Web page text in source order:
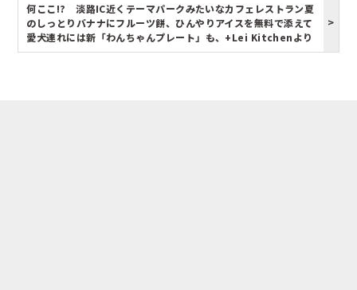
何ここ!? 淡路IC近くテーマパークみたいなカフェレストラン夏
のしっとりバナナにフルーツ餅、ひんやりアイスを無料で添えて
愛犬連れには新「わんちゃんプレート」も、+Lei Kitchenより